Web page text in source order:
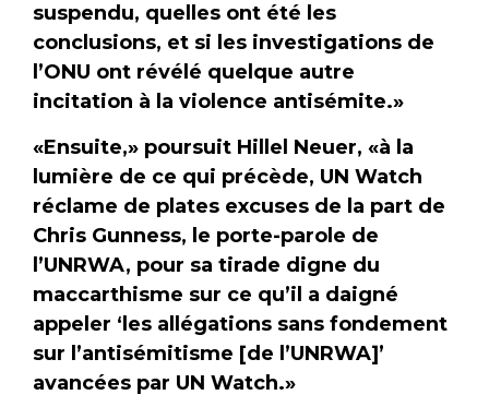
suspendu, quelles ont été les
conclusions, et si les investigations de
l’ONU ont révélé quelque autre
incitation à la violence antisémite.»
«Ensuite,» poursuit Hillel Neuer, «à la
lumière de ce qui précède, UN Watch
réclame de plates excuses de la part de
Chris Gunness, le porte-parole de
l’UNRWA, pour sa tirade digne du
maccarthisme sur ce qu’il a daigné
appeler ‘les allégations sans fondement
sur l’antisémitisme [de l’UNRWA]’
avancées par UN Watch.»